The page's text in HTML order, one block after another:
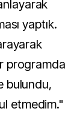
yaptık.
programda
bulundu,
etmedim."